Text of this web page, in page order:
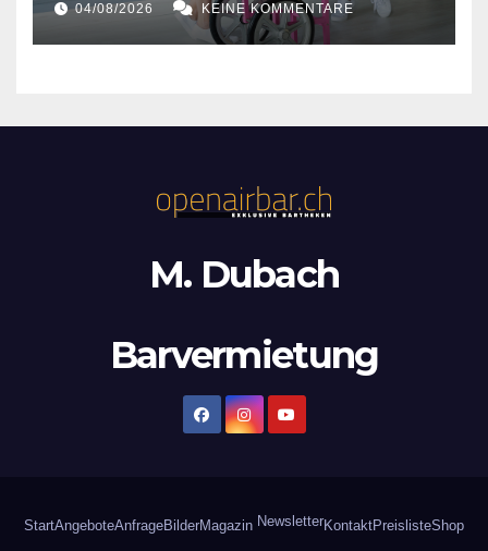
04/08/2026 KEINE KOMMENTARE
M. Dubach
Barvermietung
StartAngeboteAnfrageBilderMagazin NewsletterKontaktPreislisteShop